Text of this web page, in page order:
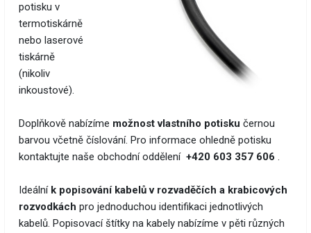
potisku v
termotiskárně
nebo laserové
tiskárně
(nikoliv
inkoustové).
Doplňkově nabízíme možnost vlastního potisku černou
barvou včetně číslování. Pro informace ohledně potisku
kontaktujte naše obchodní oddělení +420 603 357 606 .
Ideální k popisování kabelů v rozvaděčích a krabicových
rozvodkách pro jednoduchou identifikaci jednotlivých
kabelů. Popisovací štítky na kabely nabízíme v pěti různých